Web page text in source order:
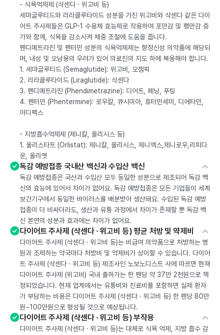
- 식욕억제제 (삭센다 · 위고비 등)
세마글루티드와 리라클루타이드 성분을 가진 위고비와 삭센다 같은 다이
어트 주사제들은 GLP-1 수용체 효능제로 작용하여 포만감 및 팽만감 증
가와 함께, 식욕을 감소시켜 체중 조절에 도움을 줍니다.
펜디메트라진 및 펜터민 성분의 식욕억제제는 향정신성 의약품에 해당되
며, 내성 및 오남용의 우려가 있어 의료진의 지도 하에 복용해야 합니다.
1. 세마글루티드 (Semaglutide): 위고비, 오젬픽
2. 리라클루타이드 (Liraglutide): 삭센다
3. 펜디메트라진 (Phendimetrazine): 디어트, 페닝, 푸링
4. 펜터민 (Phentermine): 로우칼, 큐시미아, 휴터민세미, 디에타민,
아디펙스
- 지방흡수억제제 (제니칼, 올리시스 등)
1. 올리스타트 (Orlistat): 제니칼, 올리시스, 제니엑스,제니로우,리피다
운, 올리엣
독감 예방접종 국내산 백신과 수입산 백신
독감 예방접종은 국산과 수입산 모두 동일한 성분으로 제조되어 독감 백
신의 효능에 있어서 차이가 없어요. 독감 예방접종은 모든 기업들이 세계
보건기구에서 동일한 바이러스를 배분받아 생산돼요. 수입된 독감 예방
접종이 더 비싸더라도, 생산과 유통 과정에서 차이가 존재할 뿐 독감 백
신 본연의 성분과 효과에는 차이가 없어요.
다이어트 주사제 (삭센다 · 위고비 등) 평균 처방 및 약제비
다이어트 주사제 (삭센다 · 위고비 등)는 비급여 의약품으로 처방하는 병
원과 조제하는 약국마다 처방비 및 약제비가 상이할 수 있습니다. 다이어
트 주사제 (삭센다 · 위고비 등) 제조사인 노보노디스트 사에 따르면 현재
다이어트 주사제 (위고비) 국내 출하가는 한 펜당 약 37만 2천원으로 책
정되었습니다. 현재 업계에서는 유통비와 진료비를 포함하면 실제 환자
가 부담하는 비용은 다이어트 주사제 (삭센다 · 위고비 등) 한 펜당 80만
원~100만원으로 형성될 것으로 예상됩니다.
다이어트 주사제 (삭센다 · 위고비 등) 부작용
다이어트 주사제 (삭센다 · 위고비 등)는 대체로 식욕 억제, 지방 흡수 감